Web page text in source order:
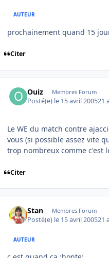
AUTEUR
prochainement quand 15
Citer
Ouiz Membres Forum
Posté(e) le 15 avril 200521 a
Le WE du match contre
vous (si possible assez vite
trop nombreux comme c'est
Citer
Stan Membres Forum
Posté(e) le 15 avril 200521 a
AUTEUR